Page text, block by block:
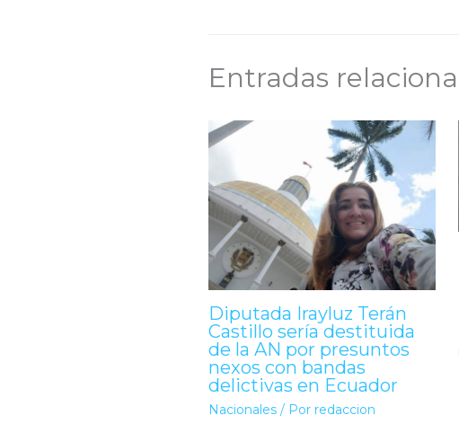
Entradas
Diputada Irayluz Terán
Castillo sería destituida
de la AN por presuntos
nexos con bandas
delictivas en Ecuador
Nacionales / Por redaccion